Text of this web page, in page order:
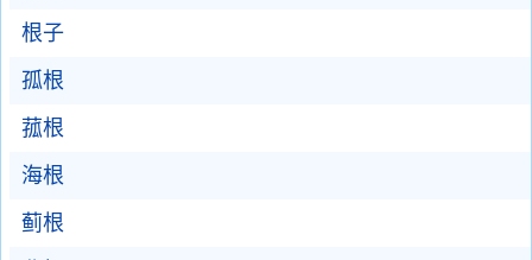
根子
孤根
菰根
海根
蓟根